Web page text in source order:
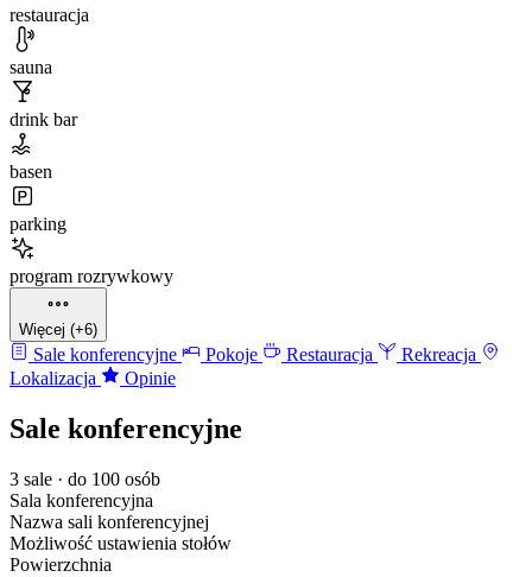
restauracja
sauna
drink bar
basen
parking
program rozrywkowy
Więcej (+6)
Sale konferencyjne Pokoje Restauracja
Rekreacja
Lokalizacja
Opinie
Sale konferencyjne
3 sale · do 100 osób
Sala konferencyjna
Nazwa sali konferencyjnej
Możliwość ustawienia stołów
Powierzchnia